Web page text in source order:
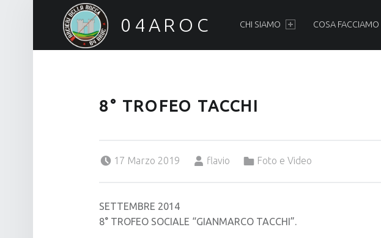
04AROC CHI SIAMO COSA FACCIAMO
8° TROFEO TACCHI
17 Marzo 2019
flavio
Foto e Video
SETTEMBRE 2014
8° TROFEO SOCIALE “GIANMARCO TACCHI”.